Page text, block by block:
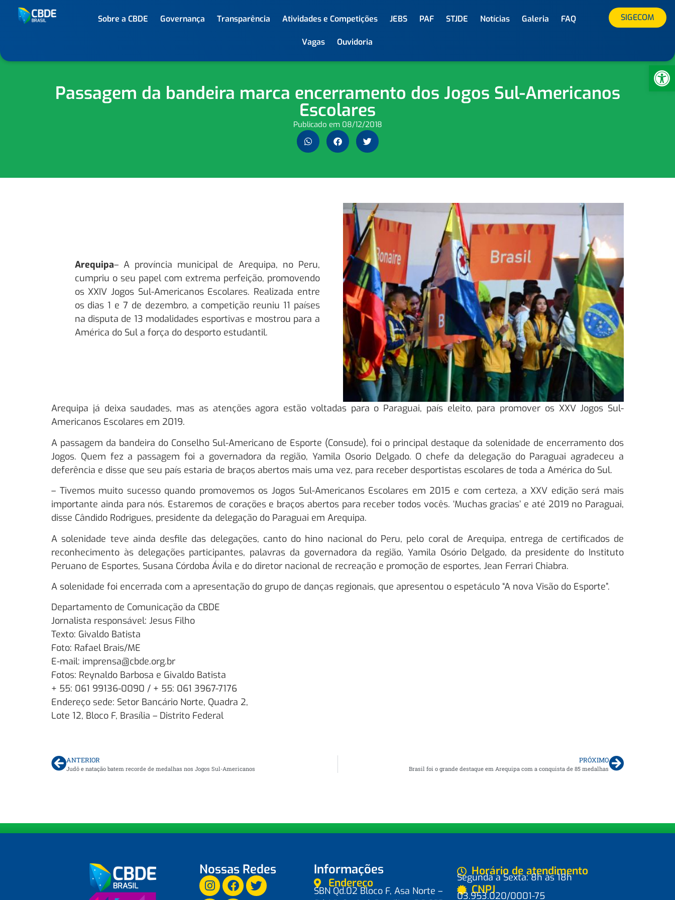
Sobre a CBDE Governança Transparência Atividades e Competições JEBS PAF STJDE Notícias Galeria FAQ
Vagas Ouvidoria
SIGECOM
Passagem da bandeira marca encerramento dos Jogos Sul-Americanos
Escolares
Publicado em 08/12/2018
Arequipa– A província municipal de Arequipa, no Peru,
cumpriu o seu papel com extrema perfeição, promovendo
os XXIV Jogos Sul-Americanos Escolares. Realizada entre
os dias 1 e 7 de dezembro, a competição reuniu 11 países
na disputa de 13 modalidades esportivas e mostrou para a
América do Sul a força do desporto estudantil.
Arequipa já deixa saudades, mas as atenções agora estão voltadas para o Paraguai, país eleito, para promover os XXV Jogos Sul-
Americanos Escolares em 2019.
A passagem da bandeira do Conselho Sul-Americano de Esporte (Consude), foi o principal destaque da solenidade de encerramento dos
Jogos. Quem fez a passagem foi a governadora da região, Yamila Osorio Delgado. O chefe da delegação do Paraguai agradeceu a
deferência e disse que seu país estaria de braços abertos mais uma vez, para receber desportistas escolares de toda a América do Sul.
– Tivemos muito sucesso quando promovemos os Jogos Sul-Americanos Escolares em 2015 e com certeza, a XXV edição será mais
importante ainda para nós. Estaremos de corações e braços abertos para receber todos vocês. ‘Muchas gracias’ e até 2019 no Paraguai,
disse Cândido Rodrigues, presidente da delegação do Paraguai em Arequipa.
A solenidade teve ainda desfile das delegações, canto do hino nacional do Peru, pelo coral de Arequipa, entrega de certificados de
reconhecimento às delegações participantes, palavras da governadora da região, Yamila Osório Delgado, da presidente do Instituto
Peruano de Esportes, Susana Córdoba Ávila e do diretor nacional de recreação e promoção de esportes, Jean Ferrari Chiabra.
A solenidade foi encerrada com a apresentação do grupo de danças regionais, que apresentou o espetáculo “A nova Visão do Esporte”.
Departamento de Comunicação da CBDE
Jornalista responsável: Jesus Filho
Texto: Givaldo Batista
Foto: Rafael Brais/ME
E-mail: imprensa@cbde.org.br
Fotos: Reynaldo Barbosa e Givaldo Batista
+ 55: 061 99136-0090 / + 55: 061 3967-7176
Endereço sede: Setor Bancário Norte, Quadra 2,
Lote 12, Bloco F, Brasília – Distrito Federal
ANTERIOR
Judô e natação batem recorde de medalhas nos Jogos Sul-Americanos
PRÓXIMO
Brasil foi o grande destaque em Arequipa com a conquista de 85 medalhas
Nossas Redes Informações
Endereço
SBN Qd.02 Bloco F, Asa Norte –
Horário de atendimento
Segunda a Sexta: 8h às 18h
CNPJ
03.953.020/0001-75